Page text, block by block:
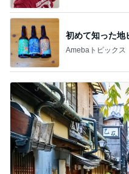
初めて知った地
Amebaトピックス